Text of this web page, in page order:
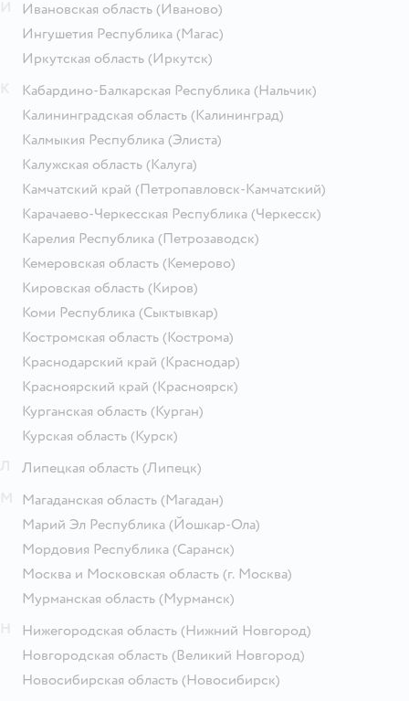
Ивановская область (Иваново)
Ингушетия Республика (Магас)
Иркутская область (Иркутск)
Кабардино-Балкарская Республика (Нальчик)
Калининградская область (Калининград)
Калмыкия Республика (Элиста)
Калужская область (Калуга)
Камчатский край (Петропавловск-Камчатский)
Карачаево-Черкесская Республика (Черкесск)
Карелия Республика (Петрозаводск)
Кемеровская область (Кемерово)
Кировская область (Киров)
Коми Республика (Сыктывкар)
Костромская область (Кострома)
Краснодарский край (Краснодар)
Красноярский край (Красноярск)
Курганская область (Курган)
Курская область (Курск)
Липецкая область (Липецк)
Магаданская область (Магадан)
Марий Эл Республика (Йошкар-Ола)
Мордовия Республика (Саранск)
Москва и Московская область (г. Москва)
Мурманская область (Мурманск)
Нижегородская область (Нижний Новгород)
Новгородская область (Великий Новгород)
Новосибирская область (Новосибирск)